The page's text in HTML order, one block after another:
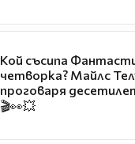
Кой съсипа
четворка? Майлс
проговаря
🎬👀💥